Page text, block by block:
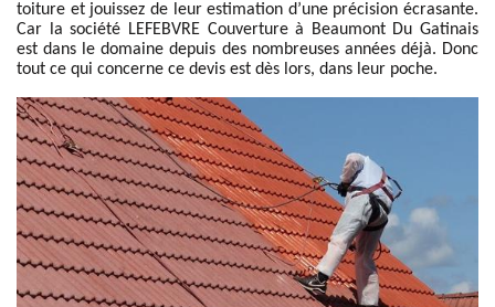
toiture et jouissez de leur estimation d’une précision écrasante.
Car la société LEFEBVRE Couverture à Beaumont Du Gatinais
est dans le domaine depuis des nombreuses années déjà. Donc
tout ce qui concerne ce devis est dès lors, dans leur poche.